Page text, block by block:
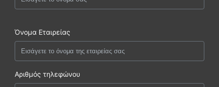
Όνομα Εταιρείας
Αριθμός τηλεφώνου